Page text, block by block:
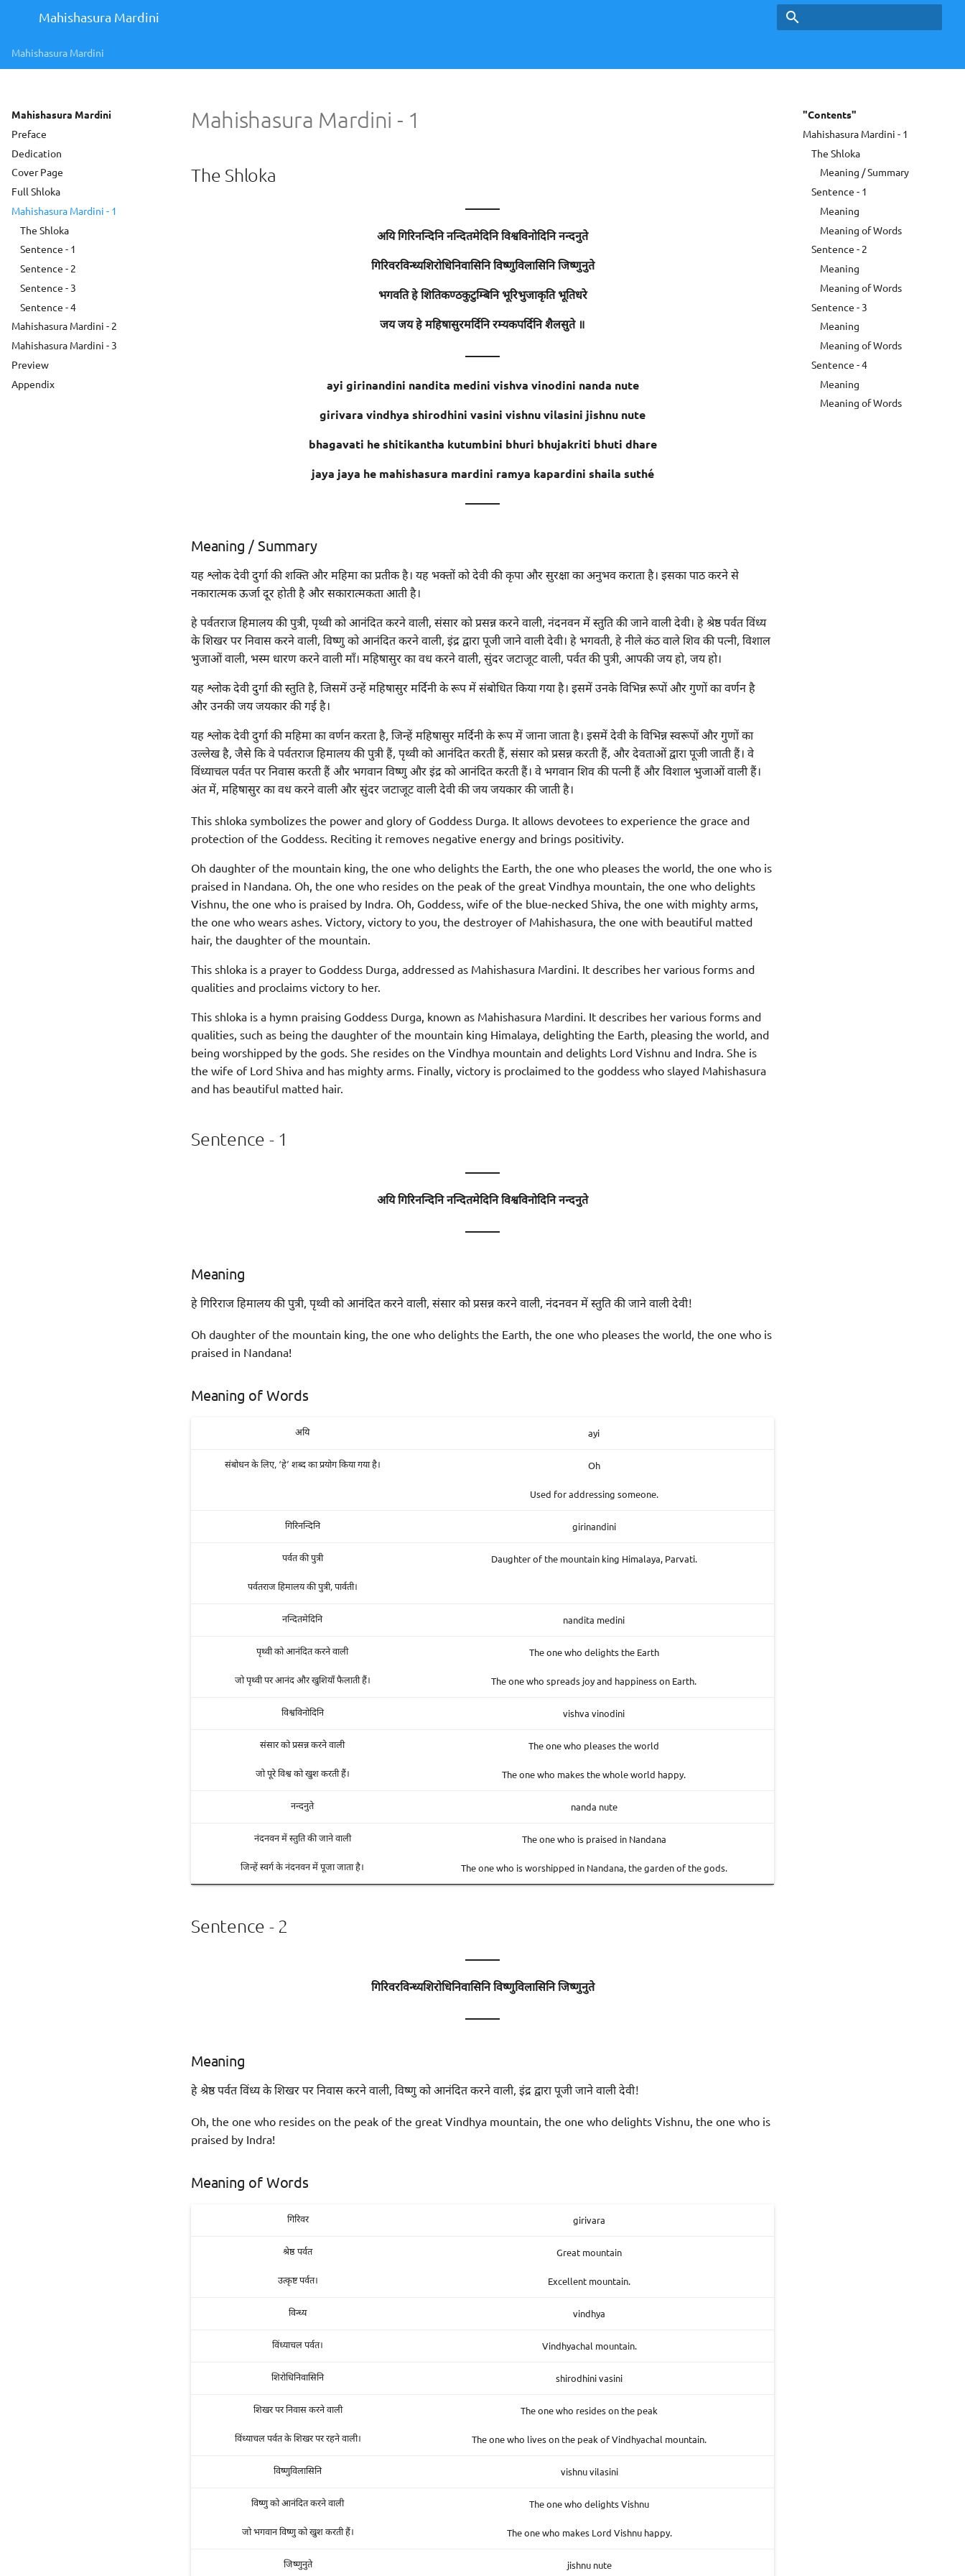
Mahishasura Mardini
Mahishasura Mardini
Mahishasura Mardini
Preface
Dedication
Cover Page
Full Shloka
Mahishasura Mardini - 1
The Shloka
Sentence - 1
Sentence - 2
Sentence - 3
Sentence - 4
Mahishasura Mardini - 2
Mahishasura Mardini - 3
Preview
Appendix
"Contents"
Mahishasura Mardini - 1
The Shloka
Meaning / Summary
Sentence - 1
Meaning
Meaning of Words
Sentence - 2
Meaning
Meaning of Words
Sentence - 3
Meaning
Meaning of Words
Sentence - 4
Meaning
Meaning of Words
Mahishasura Mardini - 1
The Shloka
———
अयि गिरिनन्दिनि नन्दितमेदिनि विश्वविनोदिनि नन्दनुते
गिरिवरविन्ध्यशिरोधिनिवासिनि विष्णुविलासिनि जिष्णुनुते
भगवति हे शितिकण्ठकुटुम्बिनि भूरिभुजाकृति भूतिधरे
जय जय हे महिषासुरमर्दिनि रम्यकपर्दिनि शैलसुते ॥
———
ayi girinandini nandita medini vishva vinodini nanda nute
girivara vindhya shirodhini vasini vishnu vilasini jishnu nute
bhagavati he shitikantha kutumbini bhuri bhujakriti bhuti dhare
jaya jaya he mahishasura mardini ramya kapardini shaila suthé
———
Meaning / Summary
यह श्लोक देवी दुर्गा की शक्ति और महिमा का प्रतीक है। यह भक्तों को देवी की कृपा और सुरक्षा का अनुभव कराता है। इसका पाठ करने से
नकारात्मक ऊर्जा दूर होती है और सकारात्मकता आती है।
हे पर्वतराज हिमालय की पुत्री, पृथ्वी को आनंदित करने वाली, संसार को प्रसन्न करने वाली, नंदनवन में स्तुति की जाने वाली देवी। हे श्रेष्ठ पर्वत विंध्य
के शिखर पर निवास करने वाली, विष्णु को आनंदित करने वाली, इंद्र द्वारा पूजी जाने वाली देवी। हे भगवती, हे नीले कंठ वाले शिव की पत्नी, विशाल
भुजाओं वाली, भस्म धारण करने वाली माँ। महिषासुर का वध करने वाली, सुंदर जटाजूट वाली, पर्वत की पुत्री, आपकी जय हो, जय हो।
यह श्लोक देवी दुर्गा की स्तुति है, जिसमें उन्हें महिषासुर मर्दिनी के रूप में संबोधित किया गया है। इसमें उनके विभिन्न रूपों और गुणों का वर्णन है
और उनकी जय जयकार की गई है।
यह श्लोक देवी दुर्गा की महिमा का वर्णन करता है, जिन्हें महिषासुर मर्दिनी के रूप में जाना जाता है। इसमें देवी के विभिन्न स्वरूपों और गुणों का
उल्लेख है, जैसे कि वे पर्वतराज हिमालय की पुत्री हैं, पृथ्वी को आनंदित करती हैं, संसार को प्रसन्न करती हैं, और देवताओं द्वारा पूजी जाती हैं। वे
विंध्याचल पर्वत पर निवास करती हैं और भगवान विष्णु और इंद्र को आनंदित करती हैं। वे भगवान शिव की पत्नी हैं और विशाल भुजाओं वाली हैं।
अंत में, महिषासुर का वध करने वाली और सुंदर जटाजूट वाली देवी की जय जयकार की जाती है।
This shloka symbolizes the power and glory of Goddess Durga. It allows devotees to experience the grace and
protection of the Goddess. Reciting it removes negative energy and brings positivity.
Oh daughter of the mountain king, the one who delights the Earth, the one who pleases the world, the one who is
praised in Nandana. Oh, the one who resides on the peak of the great Vindhya mountain, the one who delights
Vishnu, the one who is praised by Indra. Oh, Goddess, wife of the blue-necked Shiva, the one with mighty arms,
the one who wears ashes. Victory, victory to you, the destroyer of Mahishasura, the one with beautiful matted
hair, the daughter of the mountain.
This shloka is a prayer to Goddess Durga, addressed as Mahishasura Mardini. It describes her various forms and
qualities and proclaims victory to her.
This shloka is a hymn praising Goddess Durga, known as Mahishasura Mardini. It describes her various forms and
qualities, such as being the daughter of the mountain king Himalaya, delighting the Earth, pleasing the world, and
being worshipped by the gods. She resides on the Vindhya mountain and delights Lord Vishnu and Indra. She is
the wife of Lord Shiva and has mighty arms. Finally, victory is proclaimed to the goddess who slayed Mahishasura
and has beautiful matted hair.
Sentence - 1
———
अयि गिरिनन्दिनि नन्दितमेदिनि विश्वविनोदिनि नन्दनुते
———
Meaning
हे गिरिराज हिमालय की पुत्री, पृथ्वी को आनंदित करने वाली, संसार को प्रसन्न करने वाली, नंदनवन में स्तुति की जाने वाली देवी!
Oh daughter of the mountain king, the one who delights the Earth, the one who pleases the world, the one who is
praised in Nandana!
Meaning of Words
अयि ayi
संबोधन के लिए, ‘हे’ शब्द का प्रयोग किया गया है। Oh
Used for addressing someone.
गिरिनन्दिनि girinandini
पर्वत की पुत्री
पर्वतराज हिमालय की पुत्री, पार्वती।
Daughter of the mountain king Himalaya, Parvati.
नन्दितमेदिनि nandita medini
पृथ्वी को आनंदित करने वाली
जो पृथ्वी पर आनंद और खुशियाँ फैलाती हैं।
The one who delights the Earth
The one who spreads joy and happiness on Earth.
विश्वविनोदिनि vishva vinodini
संसार को प्रसन्न करने वाली
जो पूरे विश्व को खुश करती हैं।
The one who pleases the world
The one who makes the whole world happy.
नन्दनुते nanda nute
नंदनवन में स्तुति की जाने वाली
जिन्हें स्वर्ग के नंदनवन में पूजा जाता है।
The one who is praised in Nandana
The one who is worshipped in Nandana, the garden of the gods.
Sentence - 2
———
गिरिवरविन्ध्यशिरोधिनिवासिनि विष्णुविलासिनि जिष्णुनुते
———
Meaning
हे श्रेष्ठ पर्वत विंध्य के शिखर पर निवास करने वाली, विष्णु को आनंदित करने वाली, इंद्र द्वारा पूजी जाने वाली देवी!
Oh, the one who resides on the peak of the great Vindhya mountain, the one who delights Vishnu, the one who is
praised by Indra!
Meaning of Words
गिरिवर girivara
श्रेष्ठ पर्वत
उत्कृष्ट पर्वत।
Great mountain
Excellent mountain.
विन्ध्य vindhya
विंध्याचल पर्वत। Vindhyachal mountain.
शिरोधिनिवासिनि shirodhini vasini
शिखर पर निवास करने वाली
विंध्याचल पर्वत के शिखर पर रहने वाली।
The one who resides on the peak
The one who lives on the peak of Vindhyachal mountain.
विष्णुविलासिनि vishnu vilasini
विष्णु को आनंदित करने वाली
जो भगवान विष्णु को खुश करती हैं।
The one who delights Vishnu
The one who makes Lord Vishnu happy.
जिष्णुनुते jishnu nute